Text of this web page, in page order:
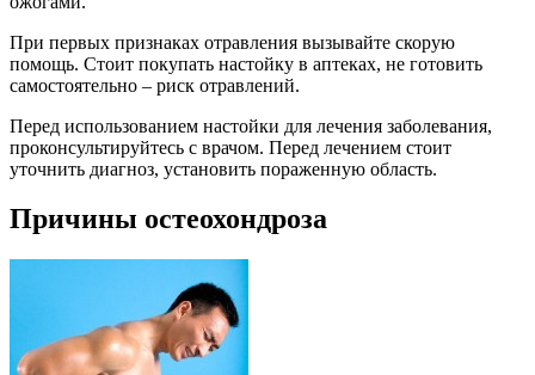
При первых признаках отравления вызывайте скорую
помощь. Стоит покупать настойку в аптеках, не готовить
самостоятельно – риск отравлений.
Перед использованием настойки для лечения заболевания,
проконсультируйтесь с врачом. Перед лечением стоит
уточнить диагноз, установить пораженную область.
Причины остеохондроза